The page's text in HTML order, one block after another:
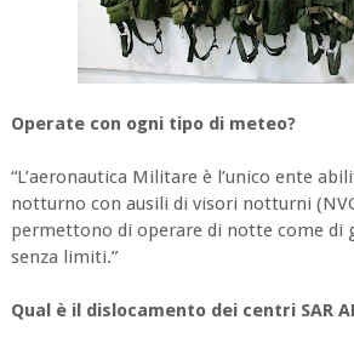
Operate con ogni tipo di meteo?
“L’aeronautica Militare è l’unico ente
notturno con ausili di visori notturni
permettono di operare di notte come di
senza limiti.”
Qual è il dislocamento dei centri SAR